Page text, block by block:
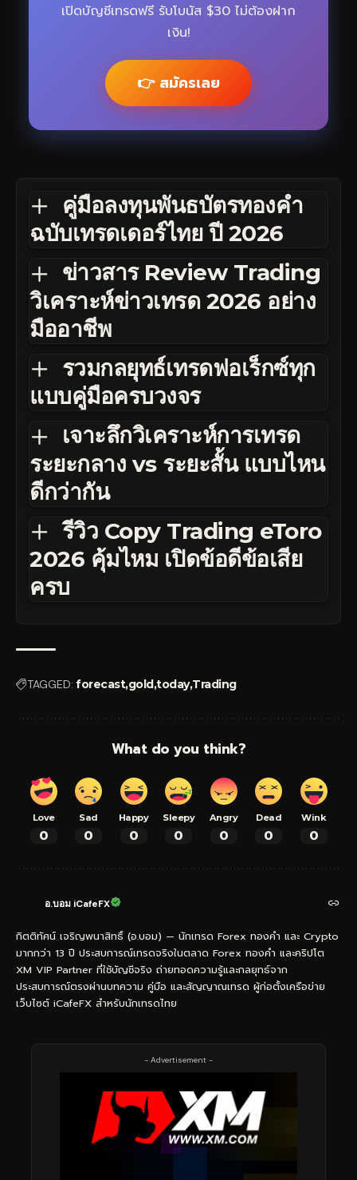
เปิดบัญชีเทรดฟรี รับโบนัส $30 ไม่ต้องฝาก
เงิน!
👉 สมัครเลย
คู่มือลงทุนพันธบัตรทองคำ
ฉบับเทรดเดอร์ไทย ปี 2026
ข่าวสาร Review Trading
วิเคราะห์ข่าวเทรด 2026 อย่าง
มืออาชีพ
รวมกลยุทธ์เทรดฟอเร็กซ์ทุก
แบบคู่มือครบวงจร
เจาะลึกวิเคราะห์การเทรด
ระยะกลาง vs ระยะสั้น แบบไหน
ดีกว่ากัน
รีวิว Copy Trading eToro
2026 คุ้มไหม เปิดข้อดีข้อเสีย
ครบ
TAGGED: forecastgoldtodayTrading
What do you think?
Love
0
Sad
0
Happy
0
Sleepy
0
Angry
0
Dead
0
Wink
0
อ.บอม iCafeFX
กิตติทัศน์ เจริญพนาสิทธิ์ (อ.บอม) — นักเทรด Forex ทองคำ และ Crypto
มากกว่า 13 ปี ประสบการณ์เทรดจริงในตลาด Forex ทองคำ และคริปโต
XM VIP Partner ที่ใช้บัญชีจริง ถ่ายทอดความรู้และกลยุทธ์จาก
ประสบการณ์ตรงผ่านบทความ คู่มือ และสัญญาณเทรด ผู้ก่อตั้งเครือข่าย
เว็บไซต์ iCafeFX สำหรับนักเทรดไทย
- Advertisement -